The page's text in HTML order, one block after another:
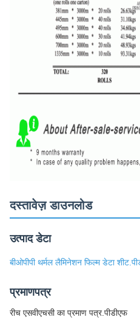
दस्तावेज़ डाउनलोड
उत्पाद डेटा
बीओपीपी थर्मल लैमिनेशन फिल्म डेटा
प्रमाणपत्र
रीच एसवीएचसी का प्रमाण पत्र.पीडीएफ